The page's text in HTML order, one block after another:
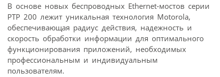
В основе новых беспроводных Ethernet-мостов серии
PTP 200 лежит уникальная технология Motorola,
обеспечивающая радиус действия, надежность и
скорость обработки информации для оптимального
функционирования приложений, необходимых
профессиональным и индивидуальным
пользователям.